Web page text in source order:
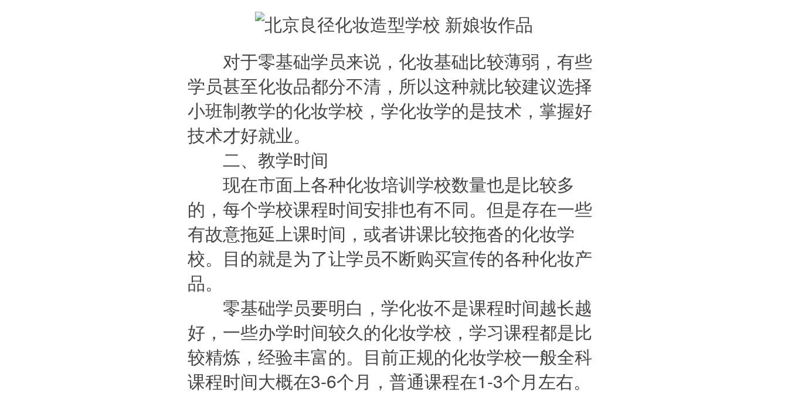
对于零基础学员来说，化妆基础比较薄弱，有些
学员甚至化妆品都分不清，所以这种就比较建议选择
小班制教学的化妆学校，学化妆学的是技术，掌握好
技术才好就业。
二、教学时间
现在市面上各种化妆培训学校数量也是比较多
的，每个学校课程时间安排也有不同。但是存在一些
有故意拖延上课时间，或者讲课比较拖沓的化妆学
校。目的就是为了让学员不断购买宣传的各种化妆产
品。
零基础学员要明白，学化妆不是课程时间越长越
好，一些办学时间较久的化妆学校，学习课程都是比
较精炼，经验丰富的。目前正规的化妆学校一般全科
课程时间大概在3-6个月，普通课程在1-3个月左右。